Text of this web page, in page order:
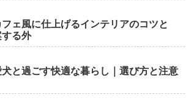
ェ風に仕上げるインテリアのコツと
する外
と過ごす快適な暮らし｜選び方と注意